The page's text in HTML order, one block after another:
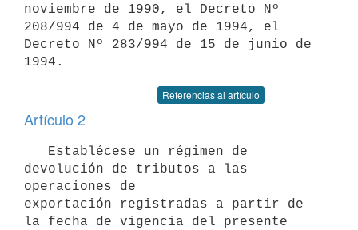
noviembre de 1990, el Decreto Nº
208/994 de 4 de mayo de 1994, el
Decreto Nº 283/994 de 15 de junio de
Referencias al artículo
Artículo 2
devolución de tributos a las
operaciones de
exportación registradas a partir de
la fecha de vigencia del presente